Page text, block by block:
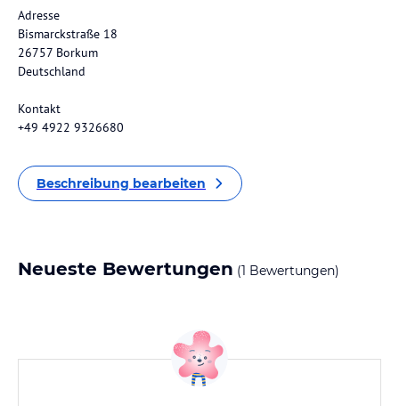
Adresse
Bismarckstraße 18
26757 Borkum
Deutschland
Kontakt
+49 4922 9326680
Beschreibung bearbeiten
Neueste Bewertungen (1 Bewertungen)